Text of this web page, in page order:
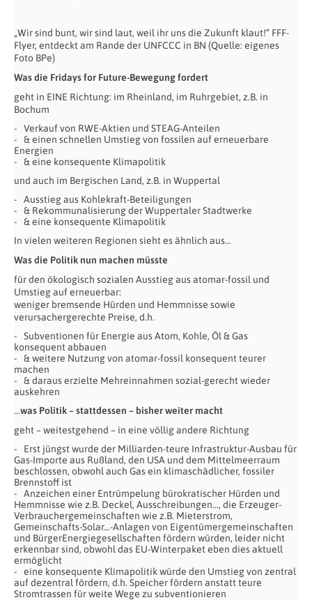
„Wir sind bunt, wir sind laut, weil ihr uns die Zukunft klaut!“ FFF-
Flyer, entdeckt am Rande der UNFCCC in BN (Quelle: eigenes
Foto BPe)
Was die Fridays for Future-Bewegung fordert
geht in EINE Richtung: im Rheinland, im Ruhrgebiet, z.B. in
Bochum
Verkauf von RWE-Aktien und STEAG-Anteilen
& einen schnellen Umstieg von fossilen auf erneuerbare
Energien
& eine konsequente Klimapolitik
und auch im Bergischen Land, z.B. in Wuppertal
Ausstieg aus Kohlekraft-Beteiligungen
& Rekommunalisierung der Wuppertaler Stadtwerke
& eine konsequente Klimapolitik
In vielen weiteren Regionen sieht es ähnlich aus…
Was die Politik nun machen müsste
für den ökologisch sozialen Ausstieg aus atomar-fossil und
Umstieg auf erneuerbar:
weniger bremsende Hürden und Hemmnisse sowie
verursachergerechte Preise, d.h.
Subventionen für Energie aus Atom, Kohle, Öl & Gas
konsequent abbauen
& weitere Nutzung von atomar-fossil konsequent teurer
machen
& daraus erzielte Mehreinnahmen sozial-gerecht wieder
auskehren
…was Politik – stattdessen – bisher weiter macht
geht – weitestgehend – in eine völlig andere Richtung
Erst jüngst wurde der Milliarden-teure Infrastruktur-Ausbau für
Gas-Importe aus Rußland, den USA und dem Mittelmeerraum
beschlossen, obwohl auch Gas ein klimaschädlicher, fossiler
Brennstoff ist
Anzeichen einer Entrümpelung bürokratischer Hürden und
Hemmnisse wie z.B. Deckel, Ausschreibungen…, die Erzeuger-
Verbrauchergemeinschaften wie z.B. Mieterstrom,
Gemeinschafts-Solar…-Anlagen von Eigentümergemeinschaften
und BürgerEnergiegesellschaften fördern würden, leider nicht
erkennbar sind, obwohl das EU-Winterpaket eben dies aktuell
ermöglicht
eine konsequente Klimapolitik würde den Umstieg von zentral
auf dezentral fördern, d.h. Speicher fördern anstatt teure
Stromtrassen für weite Wege zu subventionieren